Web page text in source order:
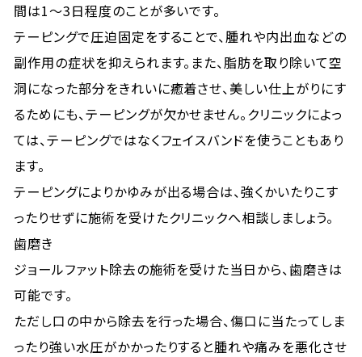
間は1〜3日程度のことが多いです。
テーピングで圧迫固定をすることで、腫れや内出血などの
副作用の症状を抑えられます。また、脂肪を取り除いて空
洞になった部分をきれいに癒着させ、美しい仕上がりにす
るためにも、テーピングが欠かせません。クリニックによっ
ては、テーピングではなくフェイスバンドを使うこともあり
ます。
テーピングによりかゆみが出る場合は、強くかいたりこす
ったりせずに施術を受けたクリニックへ相談しましょう。
歯磨き
ジョールファット除去の施術を受けた当日から、歯磨きは
可能です。
ただし口の中から除去を行った場合、傷口に当たってしま
ったり強い水圧がかかったりすると腫れや痛みを悪化させ